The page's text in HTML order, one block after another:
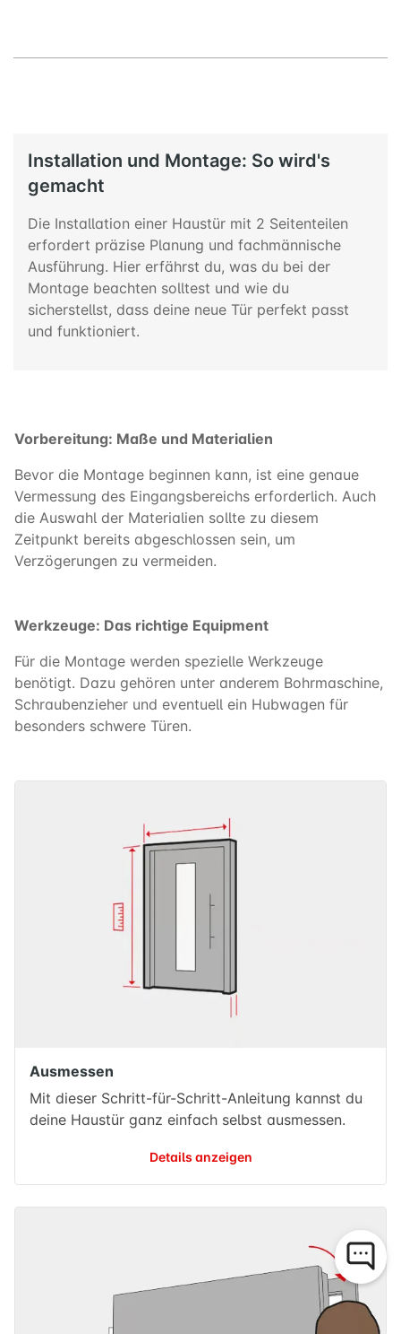
Installation und Montage: So wird's
gemacht
Die Installation einer Haustür mit 2 Seitenteilen
erfordert präzise Planung und fachmännische
Ausführung. Hier erfährst du, was du bei der
Montage beachten solltest und wie du
sicherstellst, dass deine neue Tür perfekt passt
und funktioniert.
Vorbereitung: Maße und Materialien
Bevor die Montage beginnen kann, ist eine genaue
Vermessung des Eingangsbereichs erforderlich. Auch
die Auswahl der Materialien sollte zu diesem
Zeitpunkt bereits abgeschlossen sein, um
Verzögerungen zu vermeiden.
Werkzeuge: Das richtige Equipment
Für die Montage werden spezielle Werkzeuge
benötigt. Dazu gehören unter anderem Bohrmaschine,
Schraubenzieher und eventuell ein Hubwagen für
besonders schwere Türen.
Ausmessen
Mit dieser Schritt-für-Schritt-Anleitung kannst du
deine Haustür ganz einfach selbst ausmessen.
Details anzeigen